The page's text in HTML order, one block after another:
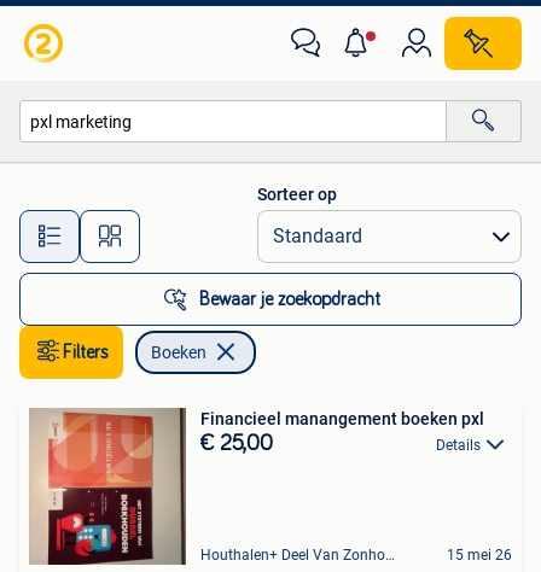
Alle afstanden…
Sorteer op
Bewaar je zoekopdracht
Filters Boeken
Financieel manangement boeken pxl
€ 25,00 Details
Houthalen+ Deel Van Zonhoven En Zolder 15 mei 26